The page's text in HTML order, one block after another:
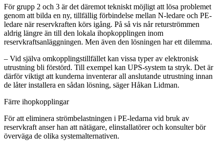
För grupp 2 och 3 är det däremot tekniskt möjligt att lösa problemet
genom att bilda en ny, tillfällig förbindelse mellan N-ledare och PE-
ledare när reservkraften körs igång. På så vis når returströmmen
aldrig längre än till den lokala ihopkopplingen inom
reservkraftsanläggningen. Men även den lösningen har ett dilemma.
– Vid själva omkopplingstillfället kan vissa typer av elektronisk
utrustning bli förstörd. Till exempel kan UPS-system ta stryk. Det är
därför viktigt att kunderna inventerar all anslutande utrustning innan
de låter installera en sådan lösning, säger Håkan Lidman.
Färre ihopkopplingar
För att eliminera strömbelastningen i PE-ledarna vid bruk av
reservkraft anser han att nätägare, elinstallatörer och konsulter bör
överväga de olika systemalternativen.